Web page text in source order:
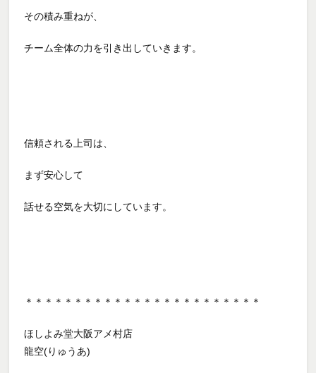
その積み重ねが、
チーム全体の力を引き出していきます。
信頼される上司は、
まず安心して
話せる空気を大切にしています。
＊＊＊＊＊＊＊＊＊＊＊＊＊＊＊＊＊＊＊＊＊＊＊＊
ほしよみ堂大阪アメ村店
龍空(りゅうあ)